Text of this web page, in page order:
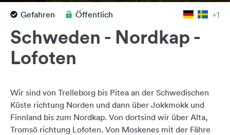
Feedback
Sprache:
Deutsch
uns
auf
Social
Media
Gefahren Öffentlich +1
Schweden - Nordkap -
Lofoten
Wir sind von Trelleborg bis Pitea an der Schwedischen
Küste richtung Norden und dann über Jokkmokk und
Finnland bis zum Nordkap. Von dortsind wir über Alta,
Tromsö richtung Lofoten. Von Moskenes mit der Fähre